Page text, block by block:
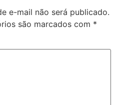
e-mail não será publicado.
são marcados com *